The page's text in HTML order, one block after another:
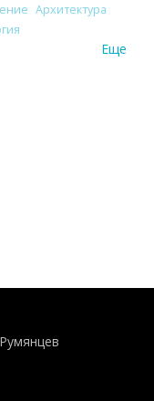
Архитектура
Еще